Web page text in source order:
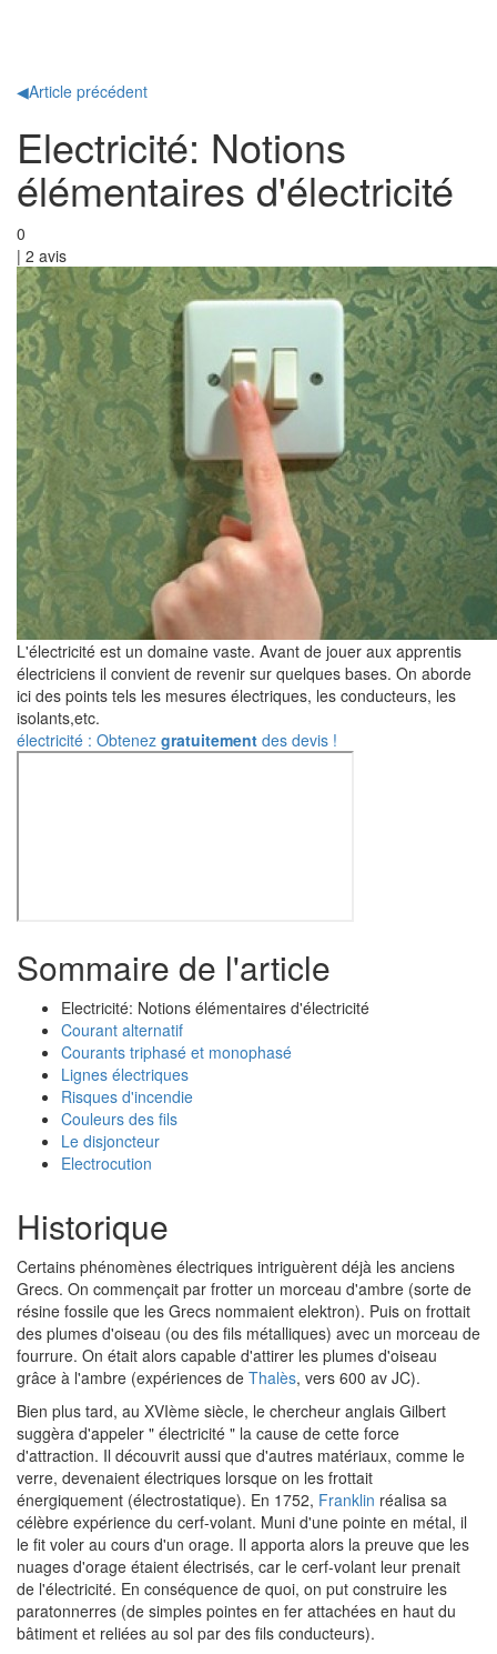
◀Article précédent
Electricité: Notions
élémentaires d'électricité
0
| 2 avis
L'électricité est un domaine vaste. Avant de jouer aux apprentis
électriciens il convient de revenir sur quelques bases. On aborde
ici des points tels les mesures électriques, les conducteurs, les
isolants,etc.
électricité : Obtenez gratuitement des devis !
Sommaire de l'article
Electricité: Notions élémentaires d'électricité
Courant alternatif
Courants triphasé et monophasé
Lignes électriques
Risques d'incendie
Couleurs des fils
Le disjoncteur
Electrocution
Historique
Certains phénomènes électriques intriguèrent déjà les anciens
Grecs. On commençait par frotter un morceau d'ambre (sorte de
résine fossile que les Grecs nommaient elektron). Puis on frottait
des plumes d'oiseau (ou des fils métalliques) avec un morceau de
fourrure. On était alors capable d'attirer les plumes d'oiseau
grâce à l'ambre (expériences de Thalès, vers 600 av JC).
Bien plus tard, au XVIème siècle, le chercheur anglais Gilbert
suggèra d'appeler " électricité " la cause de cette force
d'attraction. Il découvrit aussi que d'autres matériaux, comme le
verre, devenaient électriques lorsque on les frottait
énergiquement (électrostatique). En 1752, Franklin réalisa sa
célèbre expérience du cerf-volant. Muni d'une pointe en métal, il
le fit voler au cours d'un orage. Il apporta alors la preuve que les
nuages d'orage étaient électrisés, car le cerf-volant leur prenait
de l'électricité. En conséquence de quoi, on put construire les
paratonnerres (de simples pointes en fer attachées en haut du
bâtiment et reliées au sol par des fils conducteurs).